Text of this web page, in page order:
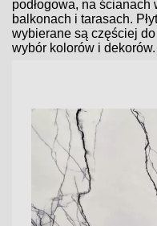
podłogowa, na ścianach
balkonach i tarasach.
wybierane są częściej
wybór kolorów i dekorów.